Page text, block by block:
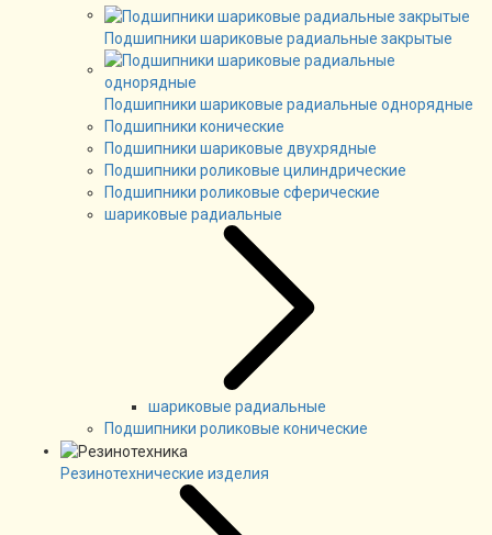
Подшипники шариковые радиальные закрытые
Подшипники шариковые радиальные однорядные
Подшипники конические
Подшипники шариковые двухрядные
Подшипники роликовые цилиндрические
Подшипники роликовые сферические
шариковые радиальные
шариковые радиальные
Подшипники роликовые конические
Резинотехнические изделия